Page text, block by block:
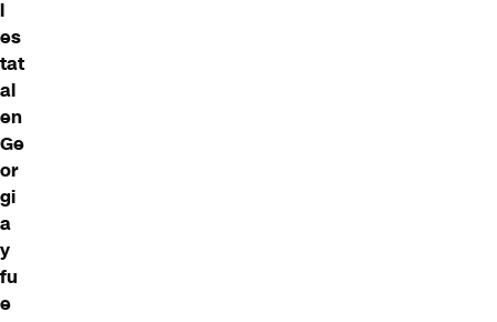
l
es
tat
al
en
Ge
or
gi
a
y
fu
e